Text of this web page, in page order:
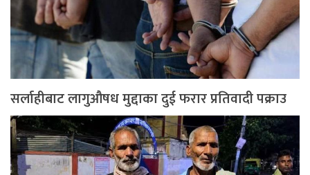
सर्लाहीबाट लागुऔषध मुद्दाका दुई फरार प्रतिवादी पक्राउ